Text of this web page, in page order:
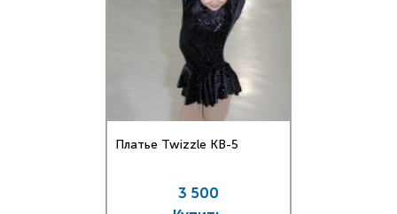
Платье Twizzle КВ-5
3 500